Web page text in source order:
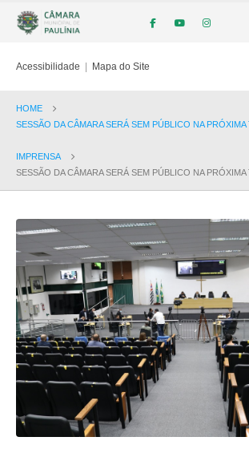
Acessibilidade | Mapa do Site
HOME
SESSÃO DA CÂMARA SERÁ SEM PÚBLICO NA
IMPRENSA
SESSÃO DA CÂMARA SERÁ SEM PÚBLICO NA